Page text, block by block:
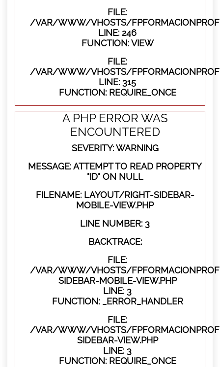
FILE:
/VAR/WWW/VHOSTS/
LINE: 246
FUNCTION: VIEW
FILE:
/VAR/WWW/VHOSTS/
LINE: 315
FUNCTION: REQUIRE_ONCE
A PHP ERROR WAS
ENCOUNTERED
SEVERITY: WARNING
MESSAGE: ATTEMPT TO READ PROPERTY
"ID" ON NULL
FILENAME: LAYOUT/RIGHT-SIDEBAR-
MOBILE-VIEW.PHP
LINE NUMBER: 3
BACKTRACE:
FILE:
/VAR/WWW/VHOSTS/
SIDEBAR-MOBILE-VIEW.PHP
LINE: 3
FUNCTION: _ERROR_HANDLER
FILE:
/VAR/WWW/VHOSTS/
SIDEBAR-VIEW.PHP
LINE: 3
FUNCTION: REQUIRE_ONCE